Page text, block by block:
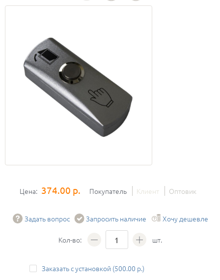
Цена: 374.00 р. Покупатель Клиент Оптовик
Задать вопрос Запросить наличие Хочу дешевле
Кол-во: шт.
Заказать с установкой (500.00 р.)